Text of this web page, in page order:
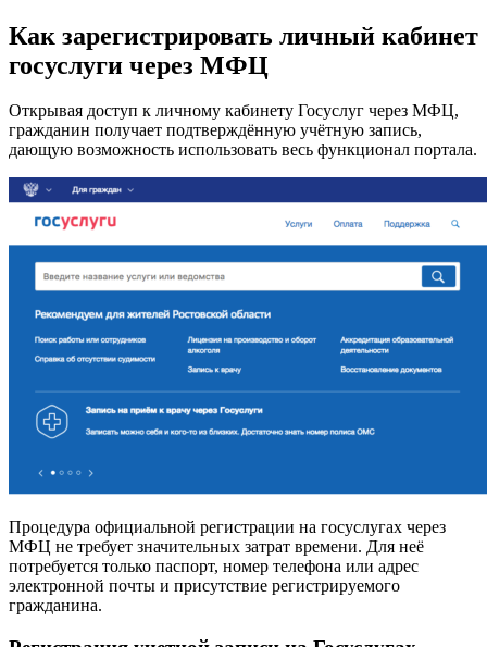
Как зарегистрировать личный кабинет
госуслуги через МФЦ
Открывая доступ к личному кабинету Госуслуг через МФЦ,
гражданин получает подтверждённую учётную запись,
дающую возможность использовать весь функционал портала.
Процедура официальной регистрации на госуслугах через
МФЦ не требует значительных затрат времени. Для неё
потребуется только паспорт, номер телефона или адрес
электронной почты и присутствие регистрируемого
гражданина.